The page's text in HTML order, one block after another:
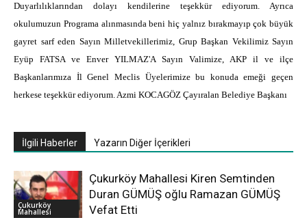
Duyarlılıklarından dolayı kendilerine teşekkür ediyorum. Ayrıca
okulumuzun Programa alınmasında beni hiç yalnız bırakmayıp çok büyük
gayret sarf eden Sayın Milletvekillerimiz, Grup Başkan Vekilimiz Sayın
Eyüp FATSA ve Enver YILMAZ'A Sayın Valimize, AKP il ve ilçe
Başkanlarımıza İl Genel Meclis Üyelerimize bu konuda emeği geçen
herkese teşekkür ediyorum. Azmi KOCAGÖZ Çayıralan Belediye Başkanı
İlgili Haberler Yazarın Diğer İçerikleri
Çukurköy
Mahallesi
Çukurköy Mahallesi Kiren Semtinden
Duran GÜMÜŞ oğlu Ramazan GÜMÜŞ
Vefat Etti